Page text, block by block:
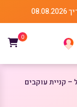
0
קניית עוקבים